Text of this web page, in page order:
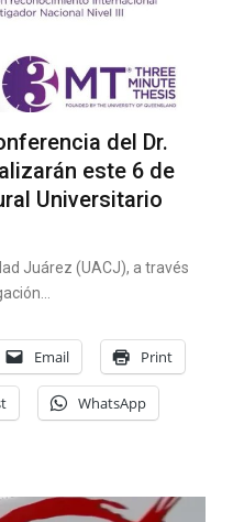
del Dr.
este 6 de
Universitario
Juárez (UACJ), a través
Email Print
WhatsApp